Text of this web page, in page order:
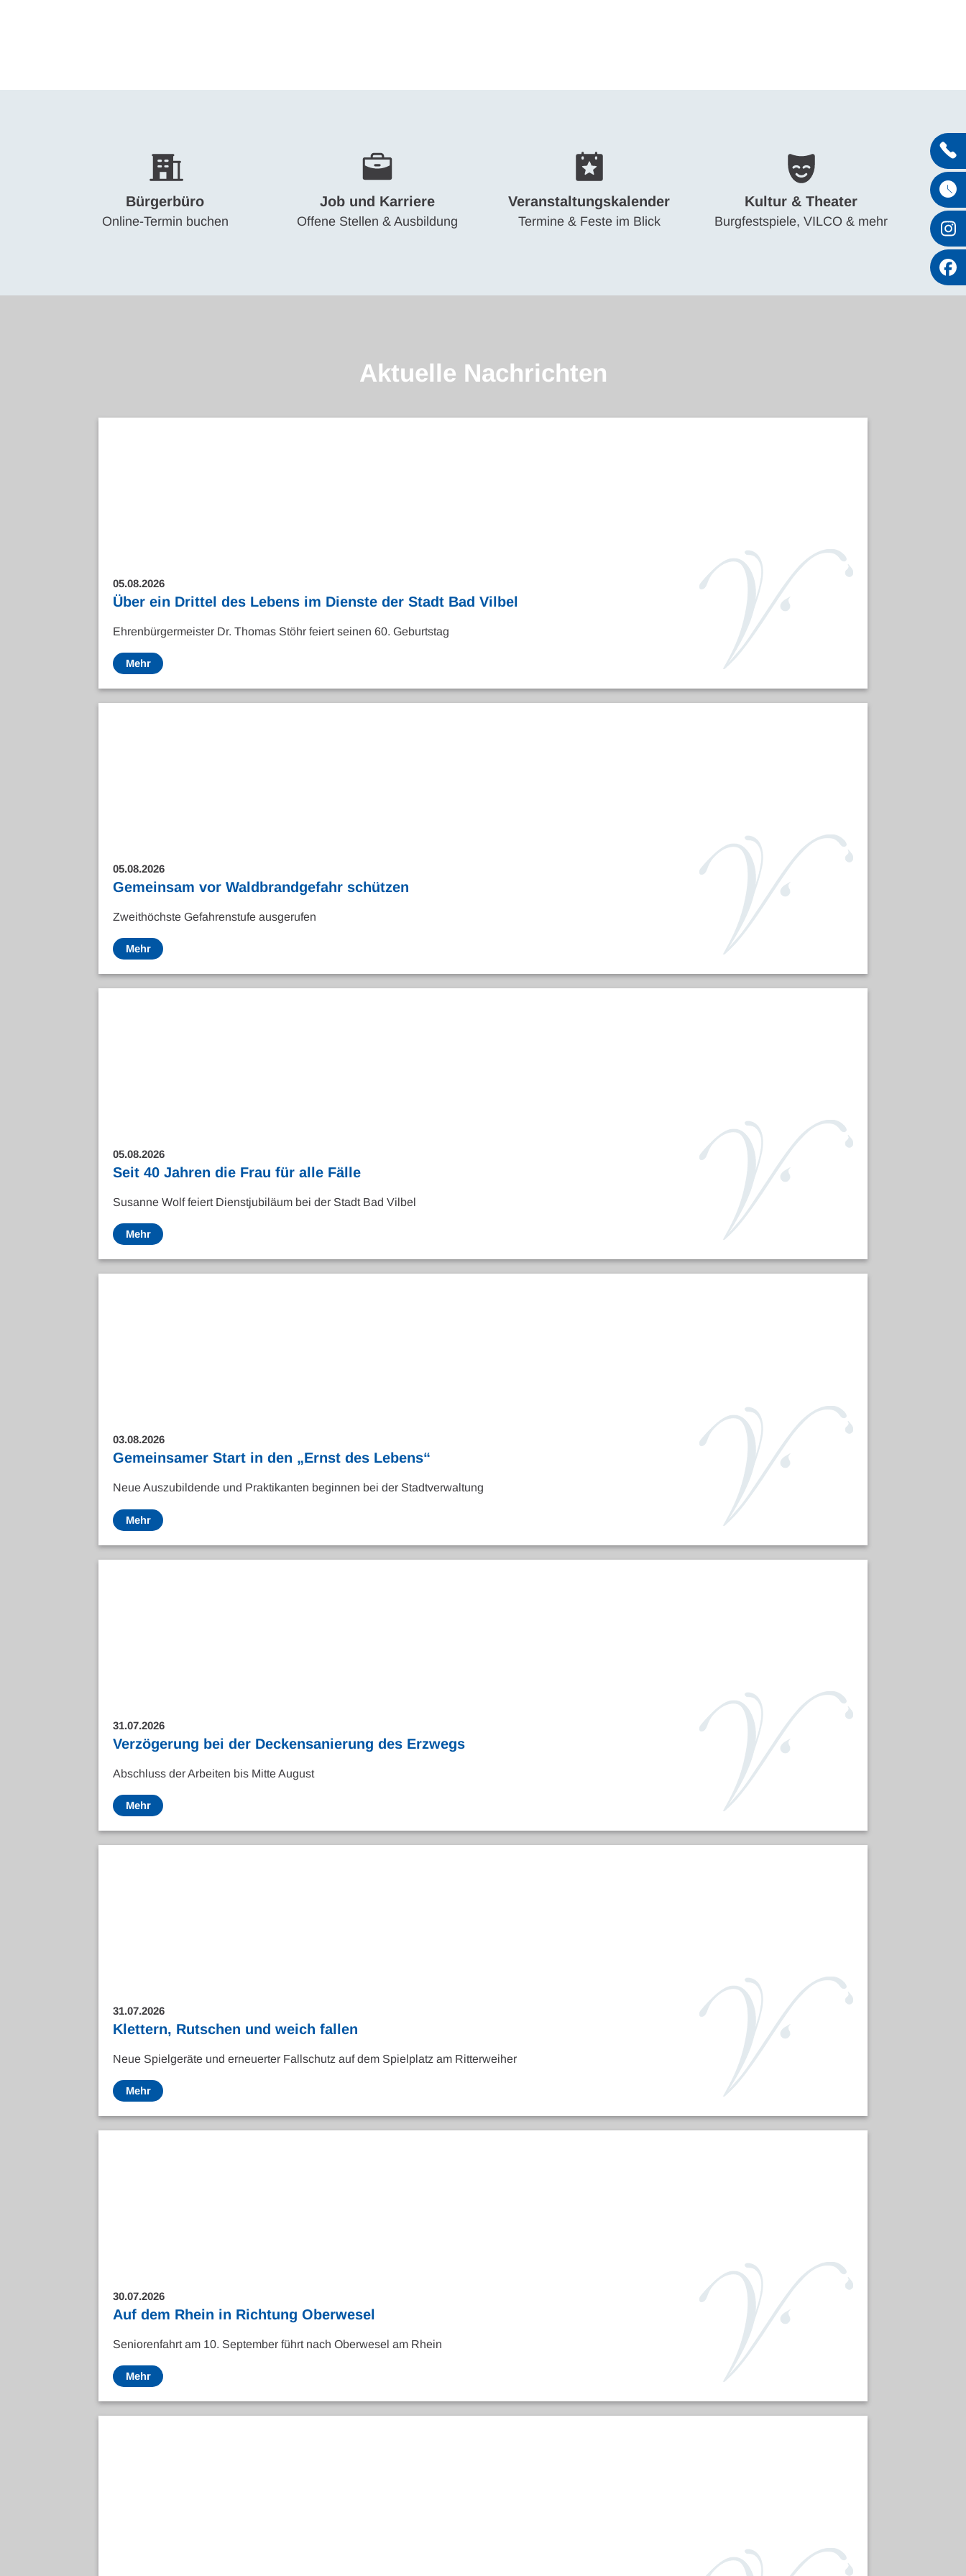
Bürgerbüro
Online-Termin buchen
Job und Karriere
Offene Stellen & Ausbildung
Veranstaltungskalender
Termine & Feste im Blick
Kultur & Theater
Burgfestspiele, VILCO & mehr
Aktuelle Nachrichten
05.08.2026
Über ein Drittel des Lebens im Dienste der Stadt Bad Vilbel
Ehrenbürgermeister Dr. Thomas Stöhr feiert seinen 60. Geburtstag
Mehr
05.08.2026
Gemeinsam vor Waldbrandgefahr schützen
Zweithöchste Gefahrenstufe ausgerufen
Mehr
05.08.2026
Seit 40 Jahren die Frau für alle Fälle
Susanne Wolf feiert Dienstjubiläum bei der Stadt Bad Vilbel
Mehr
03.08.2026
Gemeinsamer Start in den „Ernst des Lebens“
Neue Auszubildende und Praktikanten beginnen bei der Stadtverwaltung
Mehr
31.07.2026
Verzögerung bei der Deckensanierung des Erzwegs
Abschluss der Arbeiten bis Mitte August
Mehr
31.07.2026
Klettern, Rutschen und weich fallen
Neue Spielgeräte und erneuerter Fallschutz auf dem Spielplatz am Ritterweiher
Mehr
30.07.2026
Auf dem Rhein in Richtung Oberwesel
Seniorenfahrt am 10. September führt nach Oberwesel am Rhein
Mehr